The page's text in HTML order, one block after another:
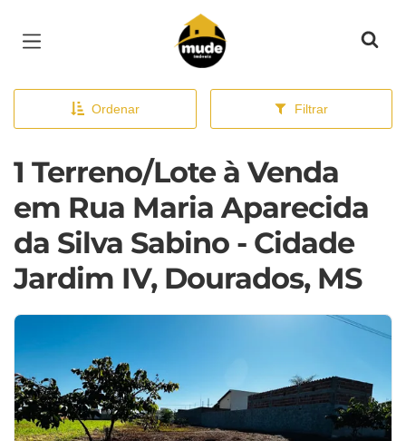
Página inicial
Ordenar Filtrar
1 Terreno/Lote à Venda
em Rua Maria Aparecida
da Silva Sabino - Cidade
Jardim IV, Dourados, MS